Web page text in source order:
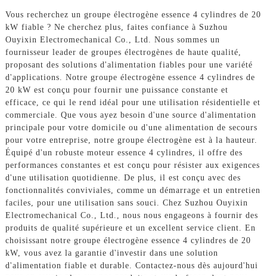
Vous recherchez un groupe électrogène essence 4 cylindres de 20
kW fiable ? Ne cherchez plus, faites confiance à Suzhou
Ouyixin Electromechanical Co., Ltd. Nous sommes un
fournisseur leader de groupes électrogènes de haute qualité,
proposant des solutions d'alimentation fiables pour une variété
d'applications. Notre groupe électrogène essence 4 cylindres de
20 kW est conçu pour fournir une puissance constante et
efficace, ce qui le rend idéal pour une utilisation résidentielle et
commerciale. Que vous ayez besoin d'une source d'alimentation
principale pour votre domicile ou d'une alimentation de secours
pour votre entreprise, notre groupe électrogène est à la hauteur.
Équipé d'un robuste moteur essence 4 cylindres, il offre des
performances constantes et est conçu pour résister aux exigences
d'une utilisation quotidienne. De plus, il est conçu avec des
fonctionnalités conviviales, comme un démarrage et un entretien
faciles, pour une utilisation sans souci. Chez Suzhou Ouyixin
Electromechanical Co., Ltd., nous nous engageons à fournir des
produits de qualité supérieure et un excellent service client. En
choisissant notre groupe électrogène essence 4 cylindres de 20
kW, vous avez la garantie d'investir dans une solution
d'alimentation fiable et durable. Contactez-nous dès aujourd'hui